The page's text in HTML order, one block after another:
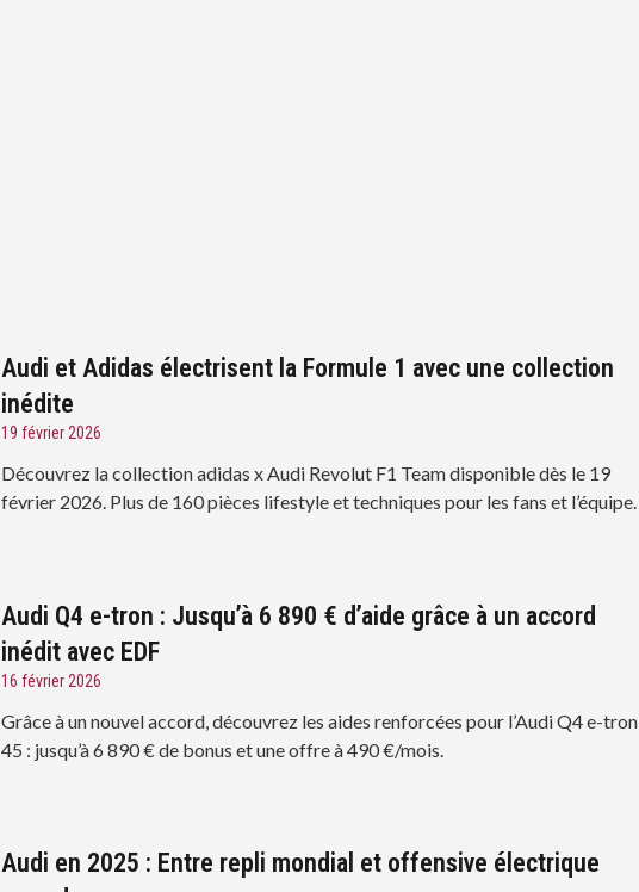
Audi et Adidas électrisent la Formule 1 avec une collection
inédite
19 février 2026
Découvrez la collection adidas x Audi Revolut F1 Team disponible dès le 19
février 2026. Plus de 160 pièces lifestyle et techniques pour les fans et l’équipe.
Audi Q4 e-tron : Jusqu’à 6 890 € d’aide grâce à un accord
inédit avec EDF
16 février 2026
Grâce à un nouvel accord, découvrez les aides renforcées pour l’Audi Q4 e-tron
45 : jusqu’à 6 890 € de bonus et une offre à 490 €/mois.
Audi en 2025 : Entre repli mondial et offensive électrique